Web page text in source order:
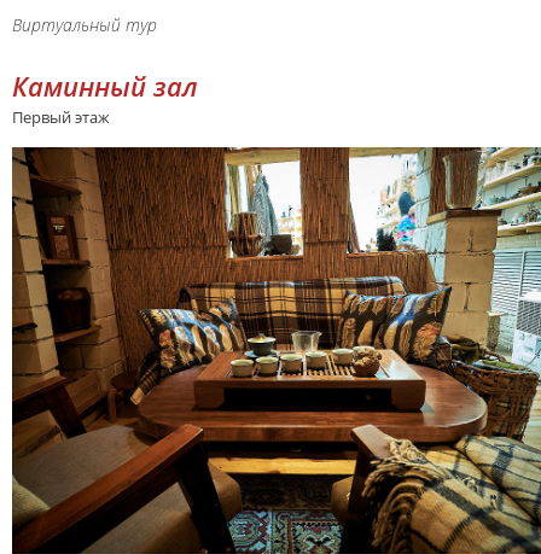
Виртуальный тур
Каминный зал
Первый этаж